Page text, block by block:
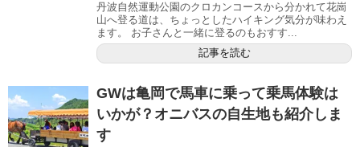
丹波自然運動公園のクロカンコースから分かれて花崗
山へ登る道は、ちょっとしたハイキング気分が味わえ
ます。 お子さんと一緒に登るのもおすす...
記事を読む
GWは亀岡で馬車に乗って乗馬体験は
いかが？オニバスの自生地も紹介しま
す